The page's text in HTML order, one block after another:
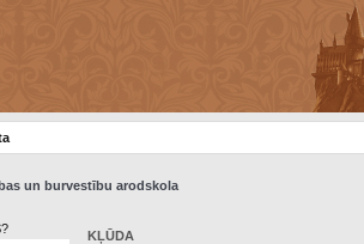
un burvestību arodskola
KĻŪDA